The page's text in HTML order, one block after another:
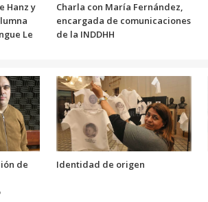
Hanz y
Le
Charla con María Fernández,
encargada de comunicaciones
de la INDDHH
de
Identidad de origen